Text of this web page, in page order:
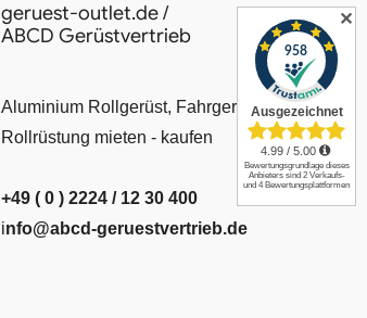
geruest-outlet.de /
ABCD Gerüstvertrieb
Aluminium Rollgerüst, Fahrgerüst, Leiter,
Rollrüstung mieten - kaufen
+49 ( 0 ) 2224 / 12 30 400
info@abcd-geruestvertrieb.de
✕